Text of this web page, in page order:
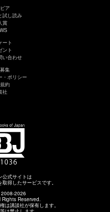
ア
試し読み
賞
ート
ント
い合わせ
集
・ポリシー
約
社
公式サイトは
得したサービスです。
2026
Reserved.
は講談社が保有します。